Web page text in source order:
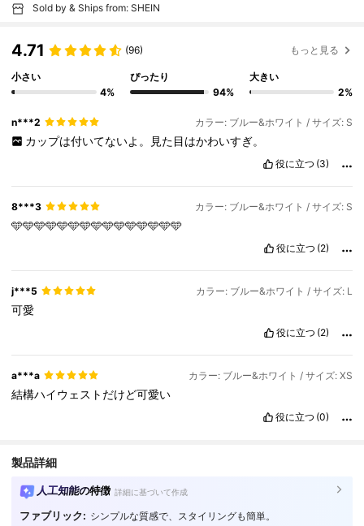
Sold by & Ships from: SHEIN
4.71 (96) もっと見る
小さい
4%
ぴったり
94%
大きい
2%
n***2 カラー: ブルー&ホワイト / サイズ: S
カップは付いてないよ。見た目はかわいすぎ。
役に立つ (3)
8***3 カラー: ブルー&ホワイト / サイズ: S
🩵🩵🩵🩵🩵🩵🩵🩵🩵🩵🩵🩵🩵🩵🩵
役に立つ (2)
j***5 カラー: ブルー&ホワイト / サイズ: L
可愛
役に立つ (2)
a***a カラー: ブルー&ホワイト / サイズ: XS
結構ハイウェストだけど可愛い
役に立つ (0)
製品詳細
人工知能の特徴 詳細に基づいて作成
ファブリック: シンプルな質感で、スタイリングも簡単。